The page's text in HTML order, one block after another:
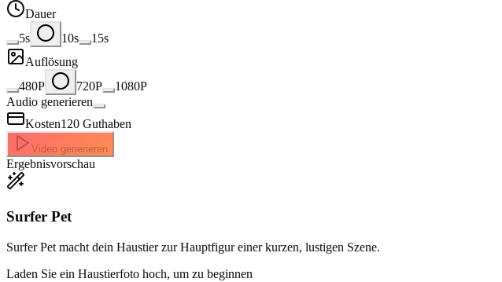
Dauer
5s
10s
15s
Auflösung
480P
720P
1080P
Audio generieren
Kosten120 Guthaben
Video generieren
Ergebnisvorschau
Surfer Pet
Surfer Pet macht dein Haustier zur Hauptfigur einer kurzen, lustigen Szene.
Laden Sie ein Haustierfoto hoch, um zu beginnen